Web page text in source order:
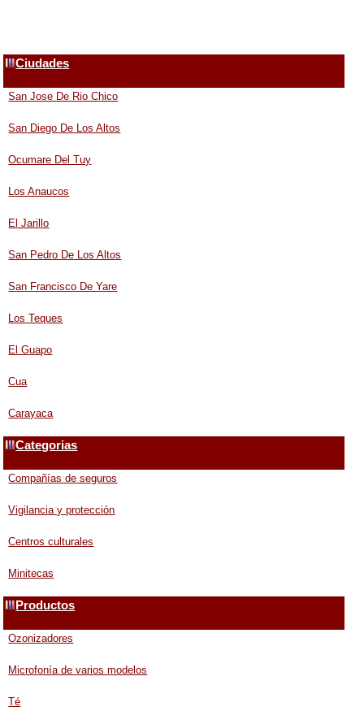
Ciudades
San Jose De Rio Chico
San Diego De Los Altos
Ocumare Del Tuy
Los Anaucos
El Jarillo
San Pedro De Los Altos
San Francisco De Yare
Los Teques
El Guapo
Cua
Carayaca
Categorias
Compañías de seguros
Vigilancia y protección
Centros culturales
Minitecas
Productos
Ozonizadores
Microfonía de varios modelos
Té